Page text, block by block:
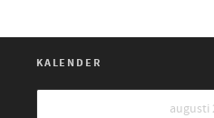
KALENDER
augusti